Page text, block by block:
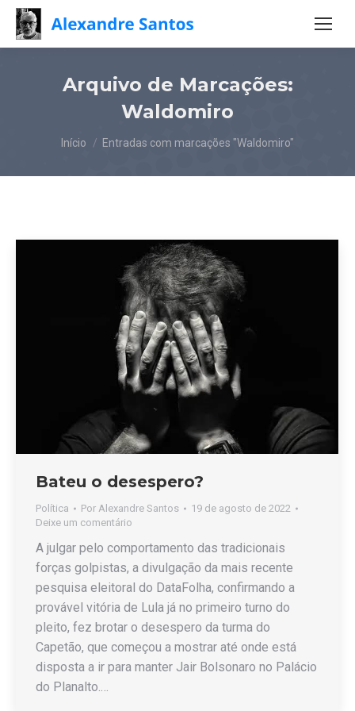
Arquivo de Marcações:
Waldomiro
Você está aqui:
Início Entradas com marcações "Waldomiro"
Bateu o desespero?
Política Por Alexandre Santos
19 de agosto de 2022
Deixe um comentário
A julgar pelo comportamento das tradicionais
forças golpistas, a divulgação da mais recente
pesquisa eleitoral do DataFolha, confirmando a
provável vitória de Lula já no primeiro turno do
pleito, fez brotar o desespero da turma do
Capetão, que começou a mostrar até onde está
disposta a ir para manter Jair Bolsonaro no Palácio
do Planalto.…